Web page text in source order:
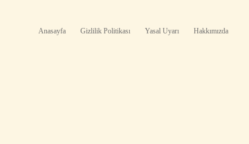
Anasayfa Gizlilik Politikası Yasal Uyarı Hakkımızda